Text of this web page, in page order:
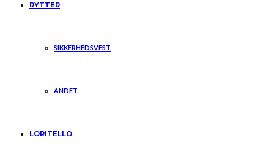
RYTTER
SIKKERHEDSVEST
ANDET
LORITELLO